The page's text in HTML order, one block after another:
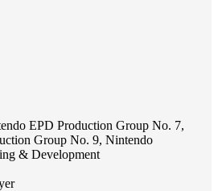
EPD Production Group No. 7,
Group No. 9, Nintendo
& Development